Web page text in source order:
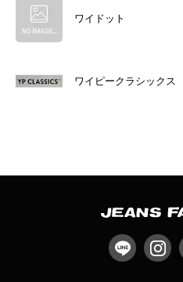
ワイドット
ワイピークラシックス